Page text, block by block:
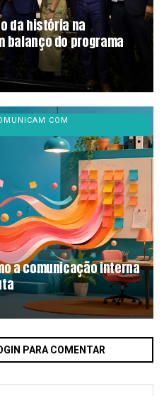
da história na
balanço do programa
COM
a comunicação interna
PARA COMENTAR